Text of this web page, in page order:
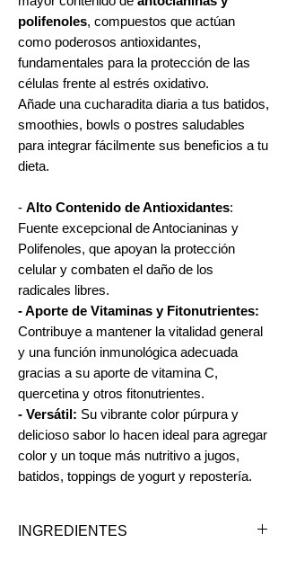
polifenoles, compuestos que actúan
como poderosos antioxidantes,
fundamentales para la protección de las
células frente al estrés oxidativo.
Añade una cucharadita diaria a tus batidos,
smoothies, bowls o postres saludables
para integrar fácilmente sus beneficios a tu
dieta.
- Alto Contenido de Antioxidantes:
Fuente excepcional de Antocianinas y
Polifenoles, que apoyan la protección
celular y combaten el daño de los
radicales libres.
- Aporte de Vitaminas y Fitonutrientes:
Contribuye a mantener la vitalidad general
y una función inmunológica adecuada
gracias a su aporte de vitamina C,
quercetina y otros fitonutrientes.
- Versátil: Su vibrante color púrpura y
delicioso sabor lo hacen ideal para agregar
color y un toque más nutritivo a jugos,
batidos, toppings de yogurt y repostería.
INGREDIENTES